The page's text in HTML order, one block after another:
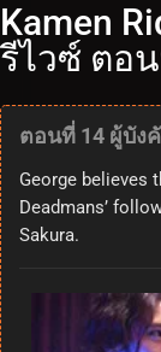
Kamen
รีไวซ์ ตอ
ตอนที่ 14 ผู้บัง
George believes
Deadmans’
Sakura.